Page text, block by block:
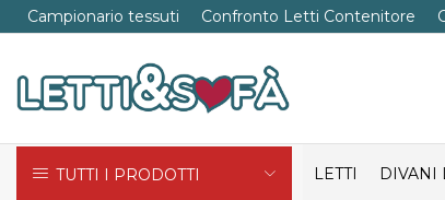
Campionario tessuti Confronto Letti Contenitore
TUTTI I PRODOTTI LETTI DIVANI